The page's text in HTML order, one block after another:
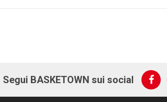
Segui BASKETOWN sui social